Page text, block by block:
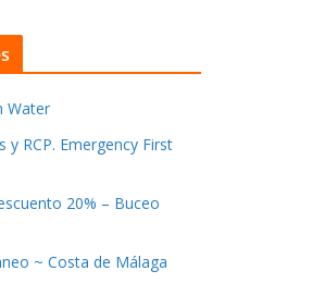
Water
y RCP. Emergency First
20% – Buceo
~ Costa de Málaga